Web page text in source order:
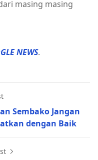
masing masing
NEWS.
Sembako Jangan
dengan Baik